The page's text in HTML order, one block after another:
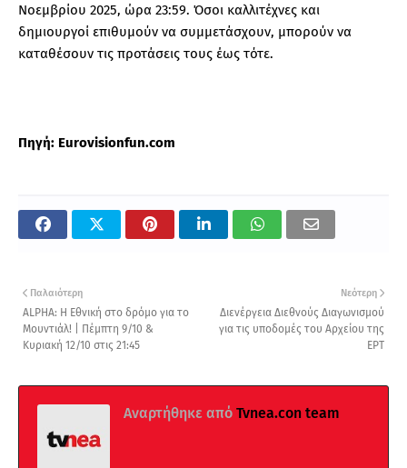
Νοεμβρίου 2025, ώρα 23:59. Όσοι καλλιτέχνες και
δημιουργοί επιθυμούν να συμμετάσχουν, μπορούν να
καταθέσουν τις προτάσεις τους έως τότε.
Πηγή: Eurovisionfun.com
Νεότερη
Διενέργεια Διεθνούς Διαγωνισμού
για τις υποδομές του Αρχείου της
ΕΡΤ
Παλαιότερη
ALPHA: Η Εθνική στο δρόμο για το
Μουντιάλ! | Πέμπτη 9/10 &
Κυριακή 12/10 στις 21:45
Αναρτήθηκε από Tvnea.con team